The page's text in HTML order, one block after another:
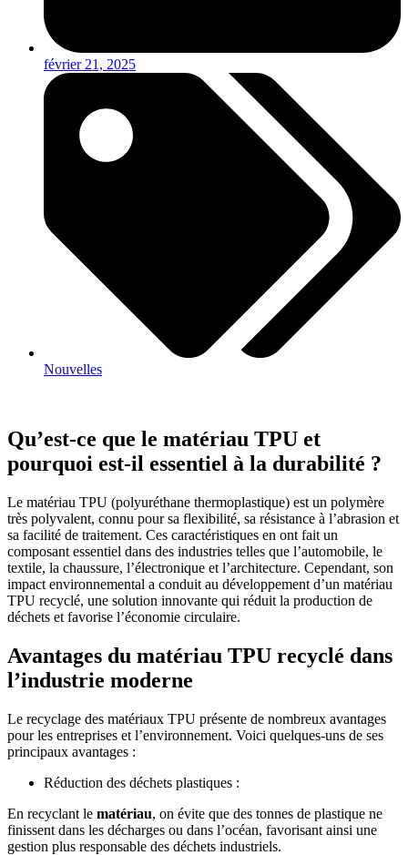
février 21, 2025
Nouvelles
Qu’est-ce que le matériau TPU et
pourquoi est-il essentiel à la durabilité ?
Le matériau TPU (polyuréthane thermoplastique) est un polymère
très polyvalent, connu pour sa flexibilité, sa résistance à l’abrasion et
sa facilité de traitement. Ces caractéristiques en ont fait un
composant essentiel dans des industries telles que l’automobile, le
textile, la chaussure, l’électronique et l’architecture. Cependant, son
impact environnemental a conduit au développement d’un matériau
TPU recyclé, une solution innovante qui réduit la production de
déchets et favorise l’économie circulaire.
Avantages du matériau TPU recyclé dans
l’industrie moderne
Le recyclage des matériaux TPU présente de nombreux avantages
pour les entreprises et l’environnement. Voici quelques-uns de ses
principaux avantages :
Réduction des déchets plastiques :
En recyclant le matériau, on évite que des tonnes de plastique ne
finissent dans les décharges ou dans l’océan, favorisant ainsi une
gestion plus responsable des déchets industriels.